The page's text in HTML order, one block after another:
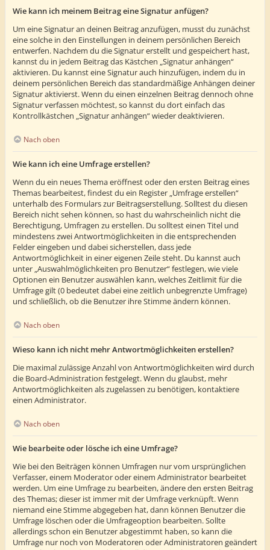
Wie kann ich meinem Beitrag eine Signatur anfügen?
Um eine Signatur an deinen Beitrag anzufügen, musst du zunächst
eine solche in den Einstellungen in deinem persönlichen Bereich
entwerfen. Nachdem du die Signatur erstellt und gespeichert hast,
kannst du in jedem Beitrag das Kästchen „Signatur anhängen“
aktivieren. Du kannst eine Signatur auch hinzufügen, indem du in
deinem persönlichen Bereich das standardmäßige Anhängen deiner
Signatur aktivierst. Wenn du einen einzelnen Beitrag dennoch ohne
Signatur verfassen möchtest, so kannst du dort einfach das
Kontrollkästchen „Signatur anhängen“ wieder deaktivieren.
Nach oben
Wie kann ich eine Umfrage erstellen?
Wenn du ein neues Thema eröffnest oder den ersten Beitrag eines
Themas bearbeitest, findest du ein Register „Umfrage erstellen“
unterhalb des Formulars zur Beitragserstellung. Solltest du diesen
Bereich nicht sehen können, so hast du wahrscheinlich nicht die
Berechtigung, Umfragen zu erstellen. Du solltest einen Titel und
mindestens zwei Antwortmöglichkeiten in die entsprechenden
Felder eingeben und dabei sicherstellen, dass jede
Antwortmöglichkeit in einer eigenen Zeile steht. Du kannst auch
unter „Auswahlmöglichkeiten pro Benutzer“ festlegen, wie viele
Optionen ein Benutzer auswählen kann, welches Zeitlimit für die
Umfrage gilt (0 bedeutet dabei eine zeitlich unbegrenzte Umfrage)
und schließlich, ob die Benutzer ihre Stimme ändern können.
Nach oben
Wieso kann ich nicht mehr Antwortmöglichkeiten erstellen?
Die maximal zulässige Anzahl von Antwortmöglichkeiten wird durch
die Board-Administration festgelegt. Wenn du glaubst, mehr
Antwortmöglichkeiten als zugelassen zu benötigen, kontaktiere
einen Administrator.
Nach oben
Wie bearbeite oder lösche ich eine Umfrage?
Wie bei den Beiträgen können Umfragen nur vom ursprünglichen
Verfasser, einem Moderator oder einem Administrator bearbeitet
werden. Um eine Umfrage zu bearbeiten, ändere den ersten Beitrag
des Themas; dieser ist immer mit der Umfrage verknüpft. Wenn
niemand eine Stimme abgegeben hat, dann können Benutzer die
Umfrage löschen oder die Umfrageoption bearbeiten. Sollte
allerdings schon ein Benutzer abgestimmt haben, so kann die
Umfrage nur noch von Moderatoren oder Administratoren geändert